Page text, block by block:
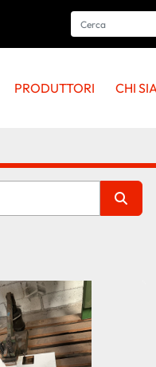
PRODUTTORI CHI